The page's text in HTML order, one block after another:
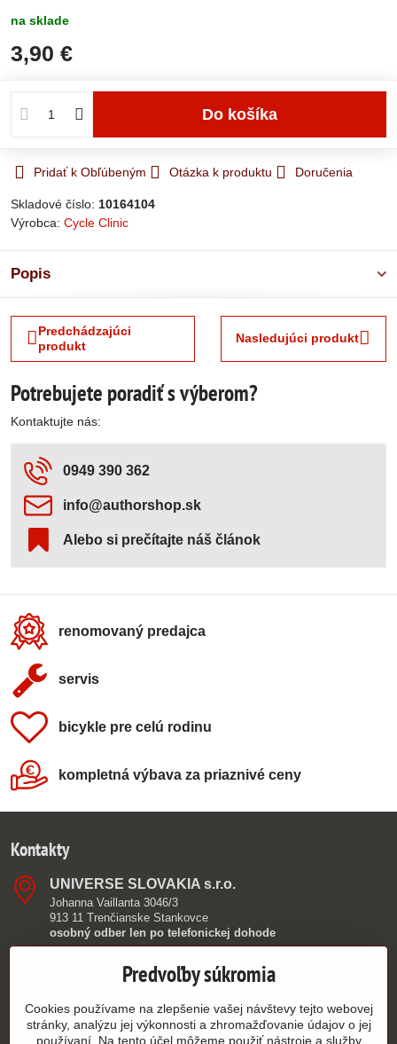
na sklade
3,90 €
Do košíka
Pridať k Obľúbeným Otázka k produktu Doručenia
Skladové číslo: 10164104
Výrobca: Cycle Clinic
Popis
Predchádzajúci
produkt
Nasledujúci produkt
Potrebujete poradiť s výberom?
Kontaktujte nás:
0949 390 362
info​@authorshop​.sk
Alebo si prečítajte náš článok
renomovaný predajca
servis
bicykle pre celú rodinu
kompletná výbava za priaznivé ceny
Kontakty
UNIVERSE SLOVAKIA s​.r​.o​.
Johanna Vaillanta 3046/3
913 11 Trenčianske Stankovce
osobný odber len po telefonickej dohode
0949 390 362
info​@authorshop​.sk
9:00 - 15:00
Predvoľby súkromia
Cookies používame na zlepšenie vašej návštevy tejto webovej
stránky, analýzu jej výkonnosti a zhromažďovanie údajov o jej
používaní. Na tento účel môžeme použiť nástroje a služby